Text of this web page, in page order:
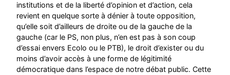
institutions et de la liberté d’opinion et d’action, cela
revient en quelque sorte à dénier à toute opposition,
qu’elle soit d’ailleurs de droite ou de la gauche de la
gauche (car le PS, non plus, n’en est pas à son coup
d’essai envers Ecolo ou le PTB), le droit d’exister ou du
moins d’avoir accès à une forme de légitimité
démocratique dans l’espace de notre débat public. Cette